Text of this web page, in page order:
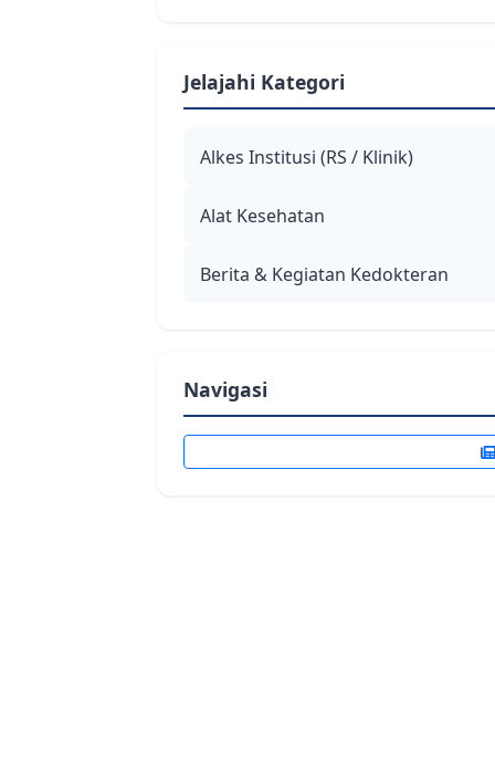
Jelajahi Kategori
Alkes Institusi (RS / Klinik)
Alat Kesehatan
Berita & Kegiatan Kedokteran
Navigasi